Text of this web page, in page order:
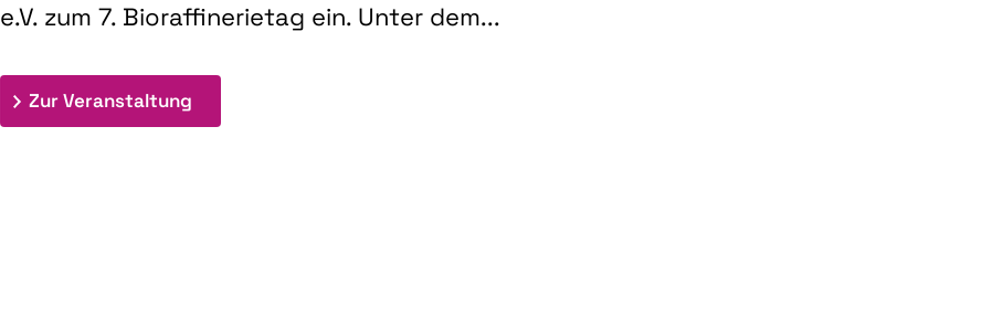
e.V. zum 7. Bioraffinerietag ein. Unter dem...
Zur Veranstaltung: 7. Bioraffinerietag "Schlüsseltechnologien für biobasierte Produkte und Kraftstoffe"